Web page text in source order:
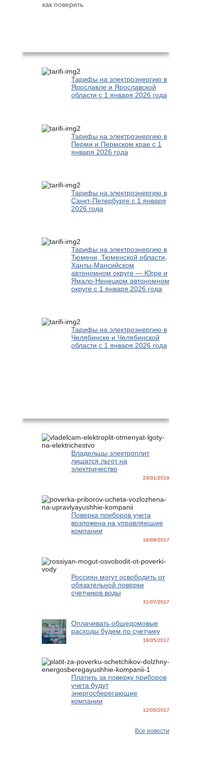
как поверить
Тарифы на электроэнергию в
Ярославле и Ярославской
области с 1 января 2026 года
Тарифы на электроэнергию в
Перми и Пермском крае с 1
января 2026 года
Тарифы на электроэнергию в
Санкт-Петербурге с 1 января
2026 года
Тарифы на электроэнергию в
Тюмени, Тюменской области,
Ханты-Мансийском
автономном округе — Югре и
Ямало-Ненецком автономном
округе с 1 января 2026 года
Тарифы на электроэнергию в
Челябинске и Челябинской
области с 1 января 2026 года
Владельцы электроплит
лишатся льгот на
электричество
23/01/2019
Поверка приборов учета
возложена на управляющие
компании
16/09/2017
Россиян могут освободить от
обязательной поверки
счетчиков воды
31/07/2017
Оплачивать общедомовые
расходы будем по счетчику
18/05/2017
Платить за поверку приборов
учета будут
энергосберегающие
компании
12/05/2017
Все новости